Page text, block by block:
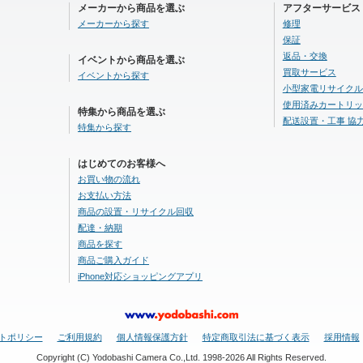
メーカーから商品を選ぶ
メーカーから探す
イベントから商品を選ぶ
イベントから探す
特集から商品を選ぶ
特集から探す
はじめてのお客様へ
お買い物の流れ
お支払い方法
商品の設置・リサイクル回収
配達・納期
商品を探す
商品ご購入ガイド
iPhone対応ショッピングアプリ
アフターサービス
修理
保証
返品・交換
買取サービス
小型家電リサイク
使用済みカートリ
配送設置・工事 協
ポリシー ご利用規約 個人情報保護方針 特定商取引法に基づく表示 採用情報
Copyright (C) Yodobashi Camera Co.,Ltd. 1998-2026 All Rights Reserved.